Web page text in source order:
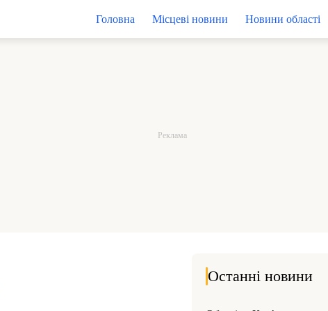
Головна Місцеві новини Новини області
Останні новини